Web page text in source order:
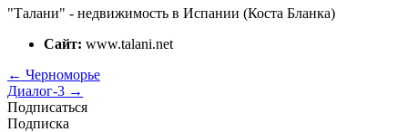
"Талани" - недвижимость в Испании (Коста Бланка)
Сайт: www.talani.net
← Черноморье
Диалог-3 →
Подписаться
Подписка